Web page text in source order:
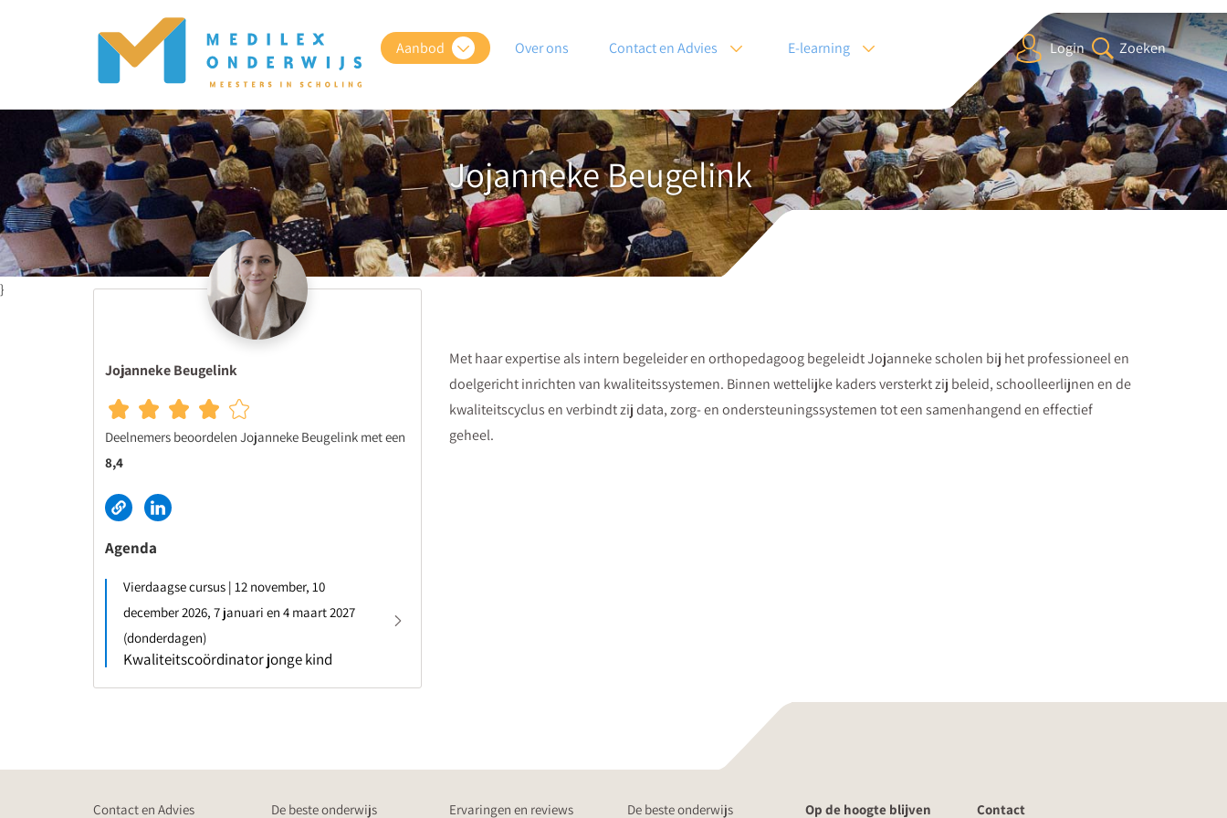
Aanbod Over ons Contact en Advies E-learning Login Zoeken
Jojanneke Beugelink
}
Jojanneke Beugelink
Deelnemers beoordelen Jojanneke Beugelink met een
8,4
Agenda
Vierdaagse cursus | 12 november, 10
december 2026, 7 januari en 4 maart 2027
(donderdagen)
Kwaliteitscoördinator jonge kind
Met haar expertise als intern begeleider en orthopedagoog begeleidt Jojanneke scholen bij het professioneel en
doelgericht inrichten van kwaliteitssystemen. Binnen wettelijke kaders versterkt zij beleid, schoolleerlijnen en de
kwaliteitscyclus en verbindt zij data, zorg- en ondersteuningssystemen tot een samenhangend en effectief
geheel.
Contact en Advies De beste onderwijs Ervaringen en reviews De beste onderwijs Op de hoogte blijven Contact